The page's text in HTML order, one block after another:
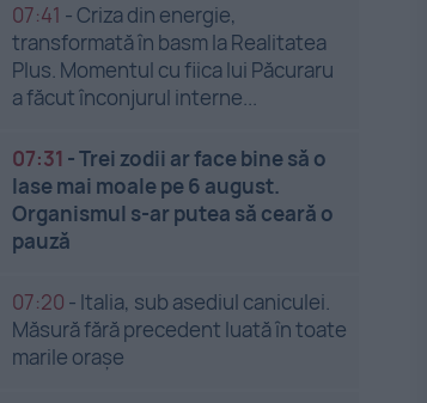
07:41 -Criza din energie,
transformată în basm la Realitatea
Plus. Momentul cu fiica lui Păcuraru
a făcut înconjurul interne...
07:31 -Trei zodii ar face bine să o
lase mai moale pe 6 august.
Organismul s-ar putea să ceară o
pauză
07:20 - Italia, sub asediul caniculei.
Măsură fără precedent luată în toate
marile orașe